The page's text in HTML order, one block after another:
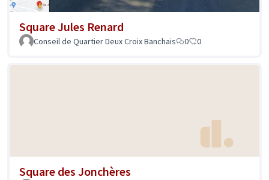
Square Jules Renard
Conseil de Quartier Deux Croix Banchais 0 0
Square des Jonchères